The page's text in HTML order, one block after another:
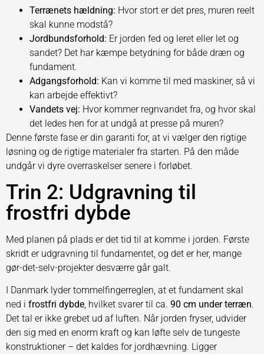
Terrænets hældning: Hvor stort er det pres, muren reelt
skal kunne modstå?
Jordbundsforhold: Er jorden fed og leret eller let og
sandet? Det har kæmpe betydning for både dræn og
fundament.
Adgangsforhold: Kan vi komme til med maskiner, så vi
kan arbejde effektivt?
Vandets vej: Hvor kommer regnvandet fra, og hvor skal
det ledes hen for at undgå at presse på muren?
Denne første fase er din garanti for, at vi vælger den rigtige
løsning og de rigtige materialer fra starten. På den måde
undgår vi dyre overraskelser senere i forløbet.
Trin 2: Udgravning til
frostfri dybde
Med planen på plads er det tid til at komme i jorden. Første
skridt er udgravning til fundamentet, og det er her, mange
gør-det-selv-projekter desværre går galt.
I Danmark lyder tommelfingerreglen, at et fundament skal
ned i frostfri dybde, hvilket svarer til ca. 90 cm under terræn.
Det tal er ikke grebet ud af luften. Når jorden fryser, udvider
den sig med en enorm kraft og kan løfte selv de tungeste
konstruktioner – det kaldes for jordhævning. Ligger